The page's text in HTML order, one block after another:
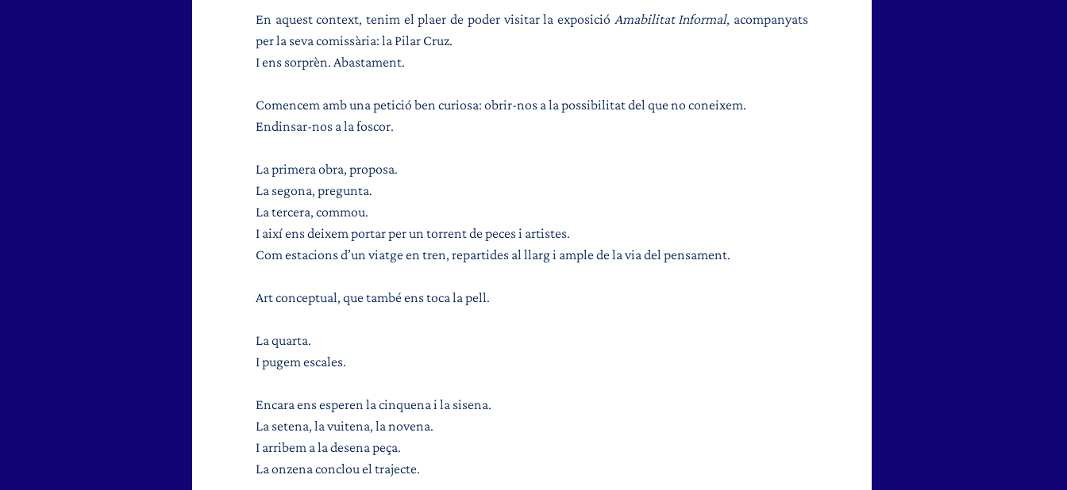
En aquest context, tenim el plaer de poder visitar la exposició Amabilitat Informal, acompanyats
per la seva comissària: la Pilar Cruz.
I ens sorprèn. Abastament.
Comencem amb una petició ben curiosa: obrir-nos a la possibilitat del que no coneixem.
Endinsar-nos a la foscor.
La primera obra, proposa.
La segona, pregunta.
La tercera, commou.
I així ens deixem portar per un torrent de peces i artistes.
Com estacions d’un viatge en tren, repartides al llarg i ample de la via del pensament.
Art conceptual, que també ens toca la pell.
La quarta.
I pugem escales.
Encara ens esperen la cinquena i la sisena.
La setena, la vuitena, la novena.
I arribem a la desena peça.
La onzena conclou el trajecte.